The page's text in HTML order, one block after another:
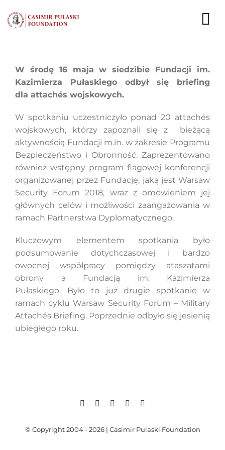
to
content
EXPERTS
WHAT WE DO
WHO WE ARE
CAREER
CONTACT
Search
for:
W środę 16 maja w siedzibie Fundacji im.
Kazimierza Pułaskiego odbył się briefing
dla attachés wojskowych.
W spotkaniu uczestniczyło ponad 20 attachés
wojskowych, którzy zapoznali się z bieżącą
aktywnością Fundacji m.in. w zakresie Programu
Bezpieczeństwo i Obronność. Zaprezentowano
również wstępny program flagowej konferencji
organizowanej przez Fundację, jaką jest Warsaw
Security Forum 2018, wraz z omówieniem jej
głównych celów i możliwości zaangażowania w
ramach Partnerstwa Dyplomatycznego.
Kluczowym elementem spotkania było
podsumowanie dotychczasowej i bardzo
owocnej współpracy pomiędzy ataszatami
obrony a Fundacją im. Kazimierza
Pułaskiego. Było to już drugie spotkanie w
ramach cyklu Warsaw Security Forum – Military
Attachés Briefing. Poprzednie odbyło się jesienią
ubiegłego roku.
© Copyright 2004 - 2026 | Casimir Pulaski Foundation